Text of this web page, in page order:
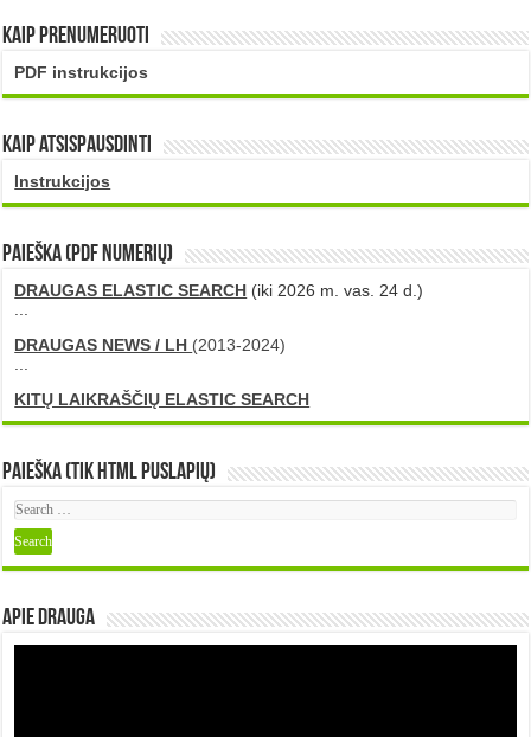
Kaip prenumeruoti
PDF instrukcijos
Kaip atsispausdinti
Instrukcijos
PAIEŠKA (PDF numerių)
DRAUGAS ELASTIC SEARCH (iki 2026 m. vas. 24 d.)
...
DRAUGAS NEWS / LH (2013-2024)
...
KITŲ LAIKRAŠČIŲ ELASTIC SEARCH
Paieška (tik HTML puslapių)
Apie DRAUGA